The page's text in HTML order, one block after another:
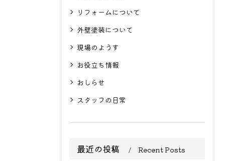
リフォームについて
外壁塗装について
現場のようす
お役立ち情報
おしらせ
スタッフの日常
最近の投稿 Recent Posts